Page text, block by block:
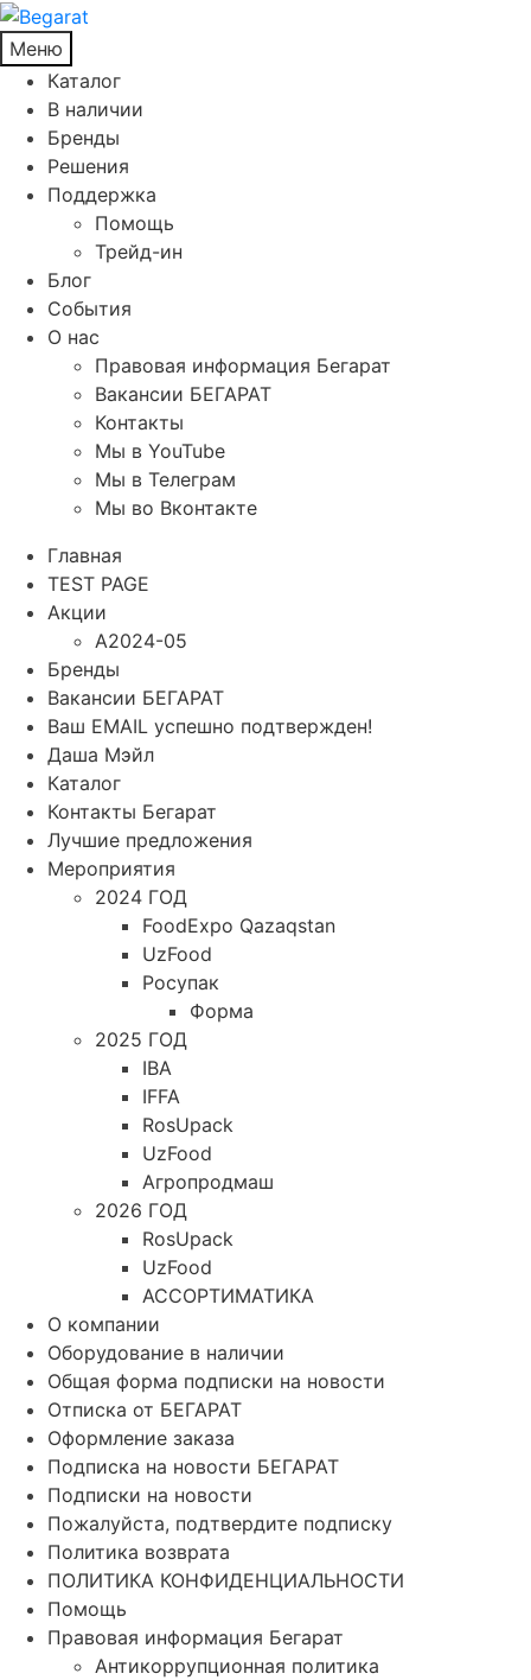
Меню
Каталог
В наличии
Бренды
Решения
Поддержка
Помощь
Трейд-ин
Блог
События
О нас
Правовая информация Бегарат
Вакансии БЕГАРАТ
Контакты
Мы в YouTube
Мы в Телеграм
Мы во Вконтакте
Главная
TEST PAGE
Акции
A2024-05
Бренды
Вакансии БЕГАРАТ
Ваш EMAIL успешно подтвержден!
Даша Мэйл
Каталог
Контакты Бегарат
Лучшие предложения
Мероприятия
2024 ГОД
FoodExpo Qazaqstan
UzFood
Росупак
Форма
2025 ГОД
IBA
IFFA
RosUpack
UzFood
Агропродмаш
2026 ГОД
RosUpack
UzFood
АССОРТИМАТИКА
О компании
Оборудование в наличии
Общая форма подписки на новости
Отписка от БЕГАРАТ
Оформление заказа
Подписка на новости БЕГАРАТ
Подписки на новости
Пожалуйста, подтвердите подписку
Политика возврата
ПОЛИТИКА КОНФИДЕНЦИАЛЬНОСТИ
Помощь
Правовая информация Бегарат
Антикоррупционная политика